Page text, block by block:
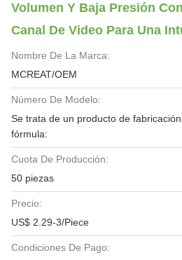
Volumen Y Baja Presión
Canal De Video Para Una
Nombre De La Marca:
MCREAT/OEM
Número De Modelo:
Se trata de un producto de
fórmula:
Cuota De Producción:
50 piezas
Precio:
US$ 2.29-3/Piece
Condiciones De Pago: